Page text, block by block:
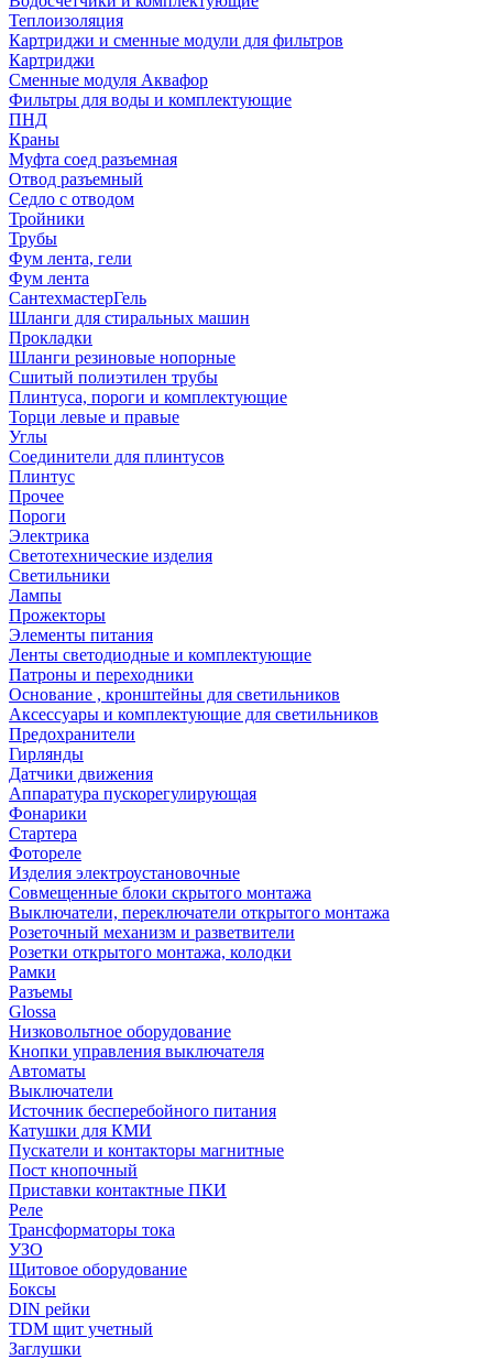
Теплоизоляция
Картриджи и сменные модули для фильтров
Картриджи
Сменные модуля Аквафор
Фильтры для воды и комплектующие
ПНД
Краны
Муфта соед разъемная
Отвод разъемный
Седло с отводом
Тройники
Трубы
Фум лента, гели
Фум лента
СантехмастерГель
Шланги для стиральных машин
Прокладки
Шланги резиновые нопорные
Сшитый полиэтилен трубы
Плинтуса, пороги и комплектующие
Торци левые и правые
Углы
Соединители для плинтусов
Плинтус
Прочее
Пороги
Электрика
Светотехнические изделия
Светильники
Лампы
Прожекторы
Элементы питания
Ленты светодиодные и комплектующие
Патроны и переходники
Основание , кронштейны для светильников
Аксессуары и комплектующие для светильников
Предохранители
Гирлянды
Датчики движения
Аппаратура пускорегулирующая
Фонарики
Стартера
Фотореле
Изделия электроустановочные
Совмещенные блоки скрытого монтажа
Выключатели, переключатели открытого монтажа
Розеточный механизм и разветвители
Розетки открытого монтажа, колодки
Рамки
Разъемы
Glossa
Низковольтное оборудование
Кнопки управления выключателя
Автоматы
Выключатели
Источник бесперебойного питания
Катушки для КМИ
Пускатели и контакторы магнитные
Пост кнопочный
Приставки контактные ПКИ
Реле
Трансформаторы тока
УЗО
Щитовое оборудование
Боксы
DIN рейки
TDM щит учетный
Заглушки